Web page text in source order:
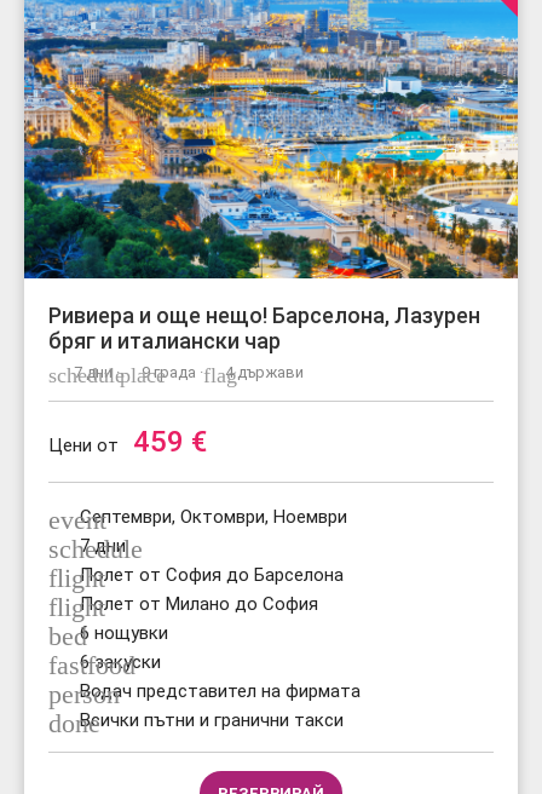
Ривиера и още нещо! Барселона, Лазурен
бряг и италиански чар
schedule
7 дни ·place9 града ·flag4 държави
Цени от 459 €
event
Септември, Октомври, Ноември
schedule
7 дни
flightПолет от София до Барселона
flightПолет от Милано до София
bed6 нощувки
fastfood
6 закуски
person
Водач представител на фирмата
doneВсички пътни и гранични такси